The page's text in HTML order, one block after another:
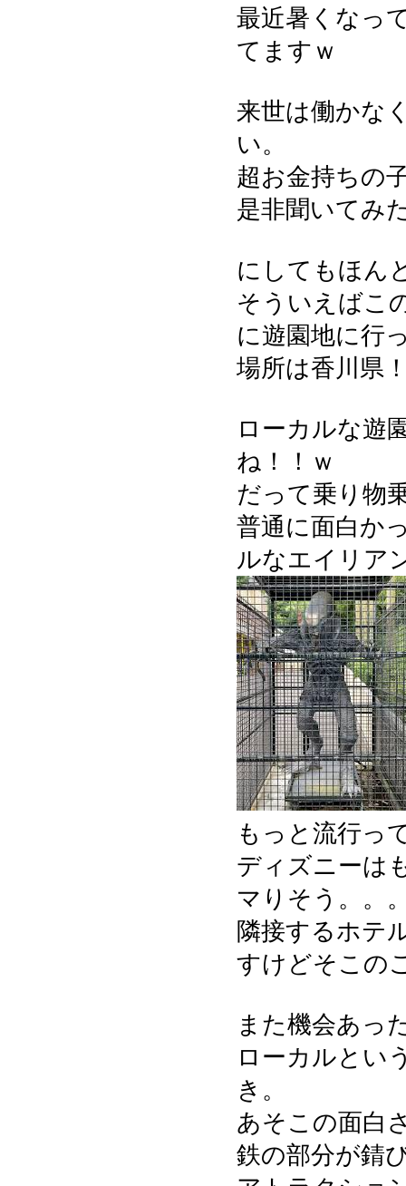
最近暑くなっ
てますｗ
来世は働かな
い。
超お金持ちの
是非聞いてみ
にしてもほん
そういえばこ
に遊園地に行
場所は香川県
ローカルな遊
ね！！ｗ
だって乗り物
普通に面白か
ルなエイリア
もっと流行っ
ディズニーは
マりそう。。
隣接するホテ
すけどそこの
また機会あっ
ローカルとい
き。
あそこの面白
鉄の部分が錆